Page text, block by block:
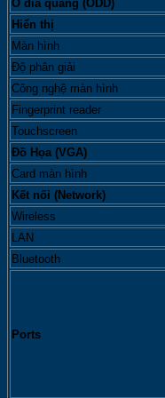
|
Bạc)
quantity
Ổ đĩa quang (ODD)
Hiển thị
Màn hình
Độ phân giải
Công nghệ màn hình
Fingerprint reader
Touchscreen
Đồ Họa (VGA)
Card màn hình
Kết nối (Network)
Wireless
LAN
Bluetooth
Ports